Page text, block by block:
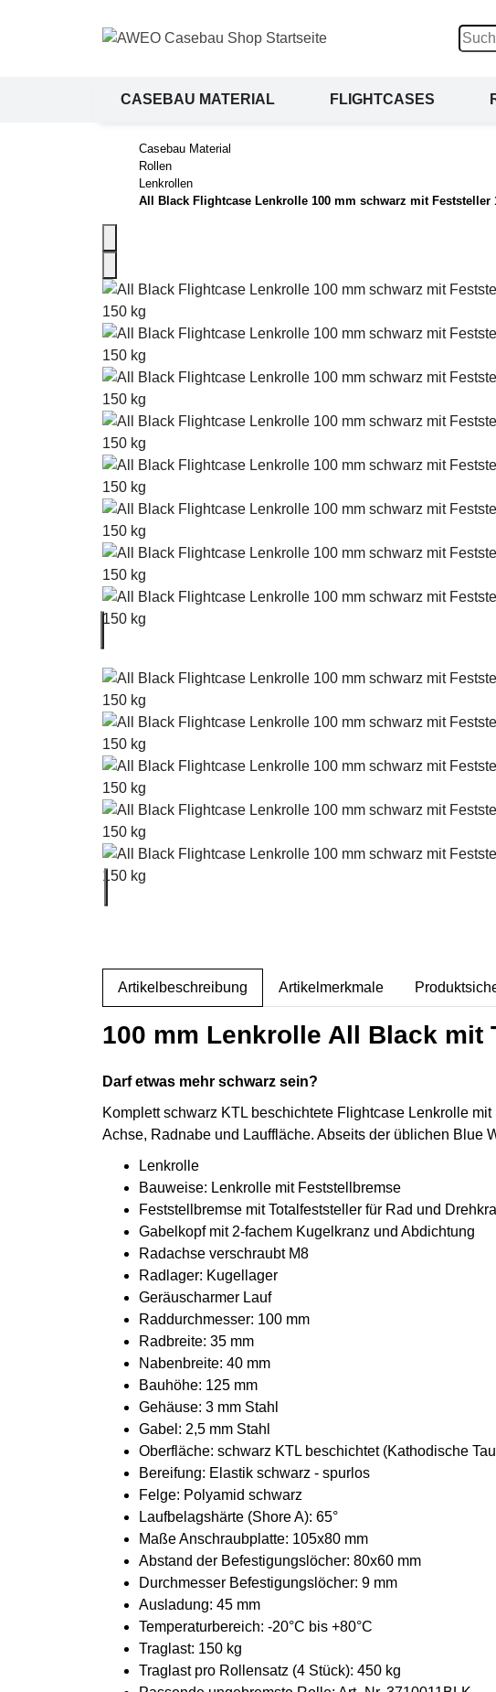
CASEBAU MATERIAL FLIGHTCASES
SALE %
Casebau Material
Rollen
Lenkrollen
All Black Flightcase Lenkrolle 100 mm schwarz mit Feststeller
weitere Registerkarten anzeigen
Artikelbeschreibung Artikelmerkmale
100 mm Lenkrolle All Black mit
Darf etwas mehr schwarz sein?
Komplett schwarz KTL beschichtete Flightcase Lenkrolle
Achse, Radnabe und Lauffläche. Abseits der üblichen Blue
Lenkrolle
Bauweise: Lenkrolle mit Feststellbremse
Feststellbremse mit Totalfeststeller für Rad und
Gabelkopf mit 2-fachem Kugelkranz und Abdichtung
Radachse verschraubt M8
Radlager: Kugellager
Geräuscharmer Lauf
Raddurchmesser: 100 mm
Radbreite: 35 mm
Nabenbreite: 40 mm
Bauhöhe: 125 mm
Gehäuse: 3 mm Stahl
Gabel: 2,5 mm Stahl
Oberfläche: schwarz KTL beschichtet (Kathodische
Bereifung: Elastik schwarz - spurlos
Felge: Polyamid schwarz
Laufbelagshärte (Shore A): 65°
Maße Anschraubplatte: 105x80 mm
Abstand der Befestigungslöcher: 80x60 mm
Durchmesser Befestigungslöcher: 9 mm
Ausladung: 45 mm
Temperaturbereich: -20°C bis +80°C
Traglast: 150 kg
Traglast pro Rollensatz (4 Stück): 450 kg